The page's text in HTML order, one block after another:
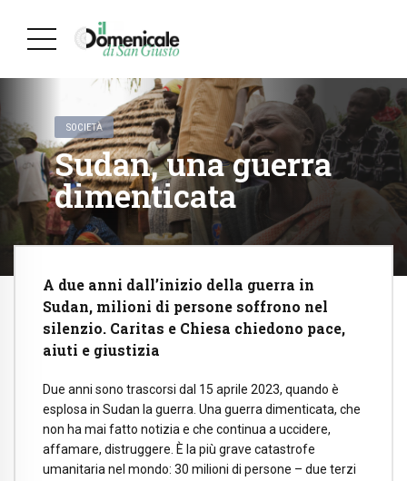
SOCIETÀ
Sudan, una guerra
dimenticata
A due anni dall’inizio della guerra in
Sudan, milioni di persone soffrono nel
silenzio. Caritas e Chiesa chiedono pace,
aiuti e giustizia
Due anni sono trascorsi dal 15 aprile 2023, quando è
esplosa in Sudan la guerra. Una guerra dimenticata, che
non ha mai fatto notizia e che continua a uccidere,
affamare, distruggere. È la più grave catastrofe
umanitaria nel mondo: 30 milioni di persone – due terzi